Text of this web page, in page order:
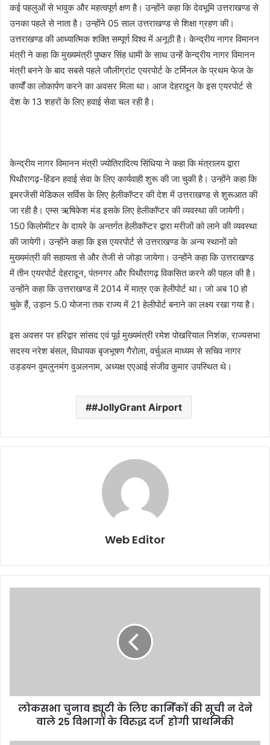
कई पहलुओं से भावुक और महत्वपूर्ण क्षण है। उन्होंने कहा कि देवभूमि उत्तराखण्ड से
उनका पहले से नाता है। उन्होंने 05 साल उत्तराखण्ड से शिक्षा ग्रहण की।
उत्तराखण्ड की आध्यात्मिक शक्ति सम्पूर्ण विश्व में अनूठी है। केन्द्रीय नागर विमानन
मंत्री ने कहा कि मुख्यमंत्री पुष्कर सिंह धामी के साथ उन्हें केन्द्रीय नागर विमानन
मंत्री बनने के बाद सबसे पहले जौलीग्रांट एयरपोर्ट के टर्मिनल के प्रथम फेज के
कार्यों का लोकार्पण करने का अवसर मिला था। आज देहरादून के इस एयरपोर्ट से
देश के 13 शहरों के लिए हवाई सेवा चल रही है।
केन्द्रीय नागर विमानन मंत्री ज्योतिरादित्य सिंधिया ने कहा कि मंत्रालय द्वारा
पिथौरागढ़-हिंडन हवाई सेवा के लिए कार्यवाही शुरू की जा चुकी है। उन्होंने कहा कि
इमरजेंसी मेडिकल सर्विस के लिए हेलीकॉप्टर की देश में उत्तराखण्ड से शुरूआत की
जा रही है। एम्स ऋषिकेश मंड इसके लिए हेलीकॉप्टर की व्यवस्था की जायेगी।
150 किलोमीटर के दायरे के अन्तर्गत हेलीकॉप्टर द्वारा मरीजों को लाने की व्यवस्था
की जायेगी। उन्होंने कहा कि इस एयरपोर्ट से उत्तराखण्ड के अन्य स्थानों को
मुख्यमंत्री की सहायता से और तेजी से जोड़ा जायेगा। उन्होंने कहा कि उत्तराखण्ड
में तीन एयरपोर्ट देहरादून, पंतनगर और पिथौरागढ़ विकसित करने की पहल की है।
उन्होंने कहा कि उत्तराखण्ड में 2014 में मात्र एक हेलीपोर्ट था। जो अब 10 हो
चुके हैं, उड़ान 5.0 योजना तक राज्य में 21 हेलीपोर्ट बनाने का लक्ष्य रखा गया है।
इस अवसर पर हरिद्वार सांसद एवं पूर्व मुख्यमंत्री रमेश पोखरियाल निशंक, राज्यसभा
सदस्य नरेश बंसल, विधायक बृजभूषण गैरोला, वर्चुअल माध्यम से सचिव नागर
उड्डयन वुमलुनमंग वुअलनाम, अध्यक्ष एएआई संजीव कुमार उपस्थित थे।
#JollyGrant Airport
Web Editor
लोकसभा चुनाव ड्यूटी के लिए कार्मिकों की सूची न देने
वाले 25 विभागों के विरुद्ध दर्ज होगी प्राथमिकी